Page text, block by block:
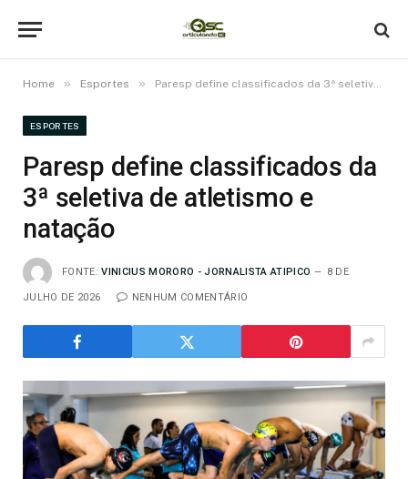
Home » Esportes » Paresp define classificados da 3ª seletiva de atletismo e natação
ESPORTES
Paresp define classificados da
3ª seletiva de atletismo e
natação
FONTE: VINICIUS MORORO - JORNALISTA ATIPICO 8 DE
JULHO DE 2026 NENHUM COMENTÁRIO